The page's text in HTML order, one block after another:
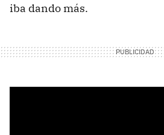
iba dando más.